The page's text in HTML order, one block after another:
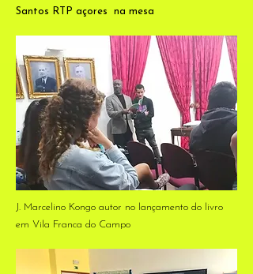
Santos RTP açores na mesa
J. Marcelino Kongo autor no lançamento do livro
em Vila Franca do Campo